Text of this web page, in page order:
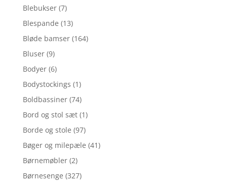
Blebukser (7)
Blespande (13)
Bløde bamser (164)
Bluser (9)
Bodyer (6)
Bodystockings (1)
Boldbassiner (74)
Bord og stol sæt (1)
Borde og stole (97)
Bøger og milepæle (41)
Børnemøbler (2)
Børnesenge (327)